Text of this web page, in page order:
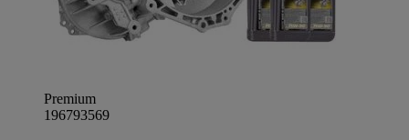
Premium
196793569